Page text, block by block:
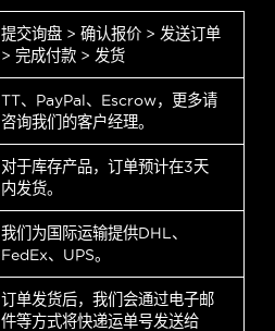
提交询盘 > 确认报价 > 发送订单
> 完成付款 > 发货
TT、PayPal、Escrow，更多请
咨询我们的客户经理。
对于库存产品，订单预计在3天
内发货。
我们为国际运输提供DHL、
FedEx、UPS。
订单发货后，我们会通过电子邮
件等方式将快递运单号发送给